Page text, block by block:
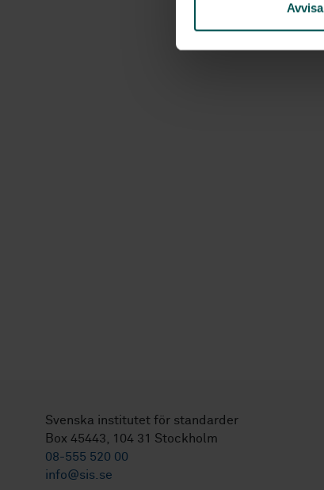
s
Avvisa
Svenska institutet för standarder
Box 45443, 104 31 Stockholm
08-555 520 00
info@sis.se